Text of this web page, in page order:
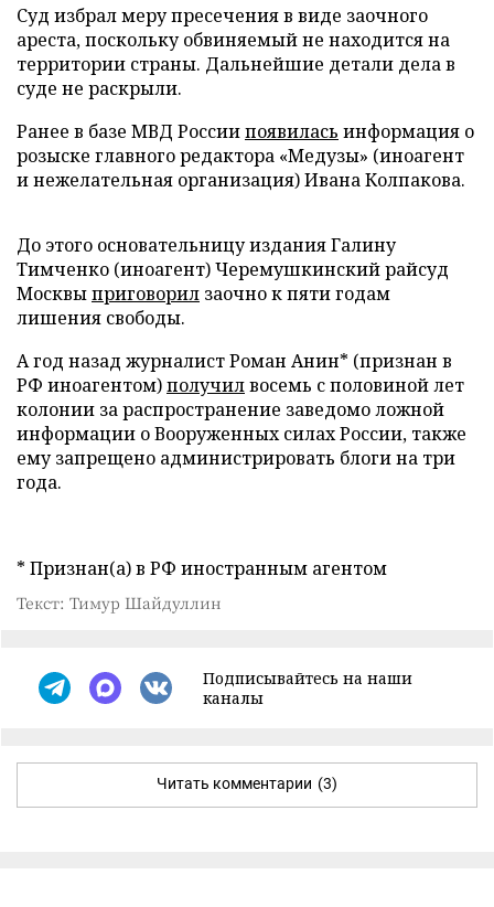
Суд избрал меру пресечения в виде заочного
ареста, поскольку обвиняемый не находится на
территории страны. Дальнейшие детали дела в
суде не раскрыли.
Ранее в базе МВД Россиипоявилась информация о
розыске главного редактора «Медузы» (иноагент
и нежелательная организация) Ивана Колпакова.
До этого основательницу издания Галину
Тимченко (иноагент) Черемушкинский райсуд
Москвыприговорил заочно к пяти годам
лишения свободы.
А год назад журналист Роман Анин* (признан в
РФ иноагентом)получилвосемь с половиной лет
колонии за распространение заведомо ложной
информации о Вооруженных силах России, также
ему запрещено администрировать блоги на три
года.
* Признан(а) в РФ иностранным агентом
Текст: Тимур Шайдуллин
Подписывайтесь на наши
каналы
Читать комментарии (3)